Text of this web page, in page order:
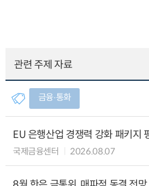
관련 주제 자료
금융∙통화
EU 은행산업 경쟁력 강화 패키지
국제금융센터 2026.08.07